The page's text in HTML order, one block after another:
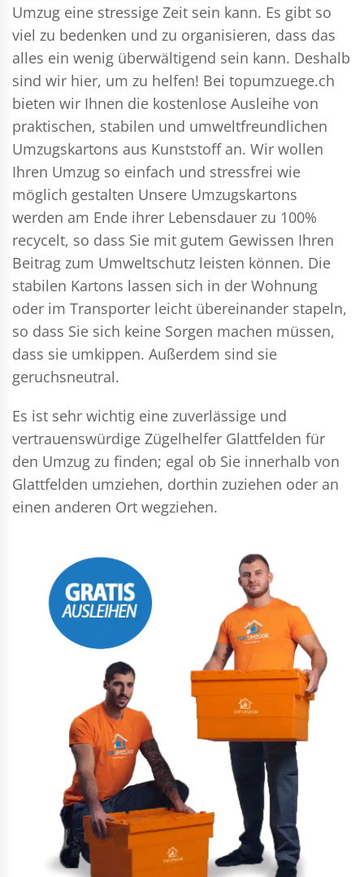
Umzug eine stressige Zeit sein kann. Es gibt so
viel zu bedenken und zu organisieren, dass das
alles ein wenig überwältigend sein kann. Deshalb
sind wir hier, um zu helfen! Bei topumzuege.ch
bieten wir Ihnen die kostenlose Ausleihe von
praktischen, stabilen und umweltfreundlichen
Umzugskartons aus Kunststoff an. Wir wollen
Ihren Umzug so einfach und stressfrei wie
möglich gestalten Unsere Umzugskartons
werden am Ende ihrer Lebensdauer zu 100%
recycelt, so dass Sie mit gutem Gewissen Ihren
Beitrag zum Umweltschutz leisten können. Die
stabilen Kartons lassen sich in der Wohnung
oder im Transporter leicht übereinander stapeln,
so dass Sie sich keine Sorgen machen müssen,
dass sie umkippen. Außerdem sind sie
geruchsneutral.
Es ist sehr wichtig eine zuverlässige und
vertrauenswürdige Zügelhelfer Glattfelden für
den Umzug zu finden; egal ob Sie innerhalb von
Glattfelden umziehen, dorthin zuziehen oder an
einen anderen Ort wegziehen.